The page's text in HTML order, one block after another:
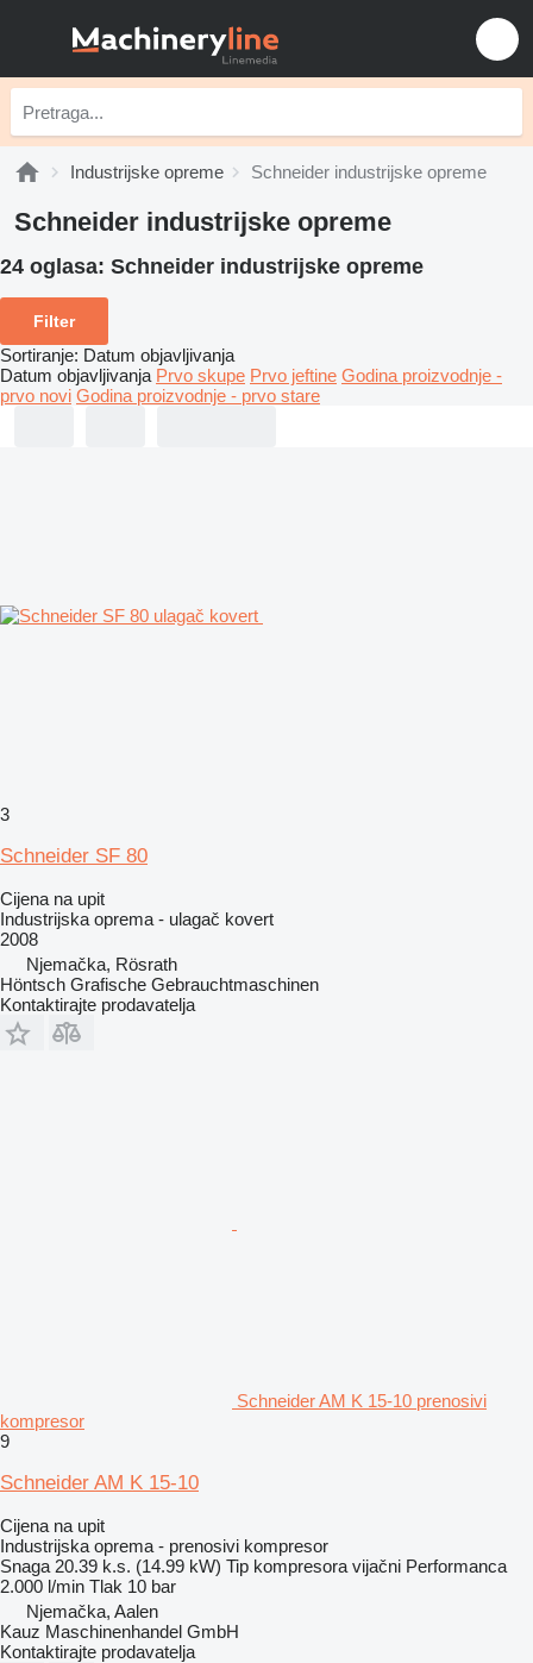
Industrijske opreme Schneider industrijske opreme
Schneider industrijske opreme
24 oglasa: Schneider industrijske opreme
Filter
Sortiranje: Datum objavljivanja
Datum objavljivanja Prvo skupe Prvo jeftine Godina proizvodnje -
prvo novi Godina proizvodnje - prvo stare
3
Schneider SF 80
Cijena na upit
Industrijska oprema - ulagač kovert
2008
Njemačka, Rösrath
Höntsch Grafische Gebrauchtmaschinen
Kontaktirajte prodavatelja
Schneider AM K 15-10 prenosivi
kompresor
9
Schneider AM K 15-10
Cijena na upit
Industrijska oprema - prenosivi kompresor
Snaga 20.39 k.s. (14.99 kW) Tip kompresora vijačni Performanca
2.000 l/min Tlak 10 bar
Njemačka, Aalen
Kauz Maschinenhandel GmbH
Kontaktirajte prodavatelja